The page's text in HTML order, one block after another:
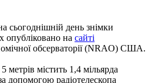
сьогоднішній день знімки
опубліковано на сайті
обсерваторії (NRAO) США.
містить 1,4 мільярда
допомогою радіотелескопа